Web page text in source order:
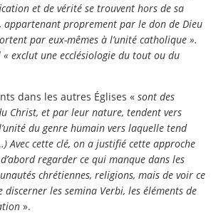
et de vérité se trouvent hors de sa
appartenant proprement par le don de Dieu
par eux-mêmes à l’unité catholique ».
exclut une ecclésiologie du tout ou du
dans les autres Églises « sont des
Christ, et par leur nature, tendent vers
du genre humain vers laquelle tend
Avec cette clé, on a justifié cette approche
regarder ce qui manque dans les
chrétiennes, religions, mais de voir ce
discerner les semina Verbi, les éléments de
».